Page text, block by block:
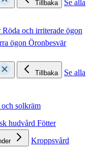
Tillbaka
Se alla
Röda och irriterade ögon
ögon Öronbesvär
Tillbaka
Se alla
solkräm
hudvård Fötter
Kroppsvård